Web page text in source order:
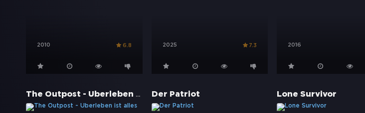
2010 6.8 2025 7.3 2016
The Outpost - Überleben ist alles Der Patriot Lone Survivor